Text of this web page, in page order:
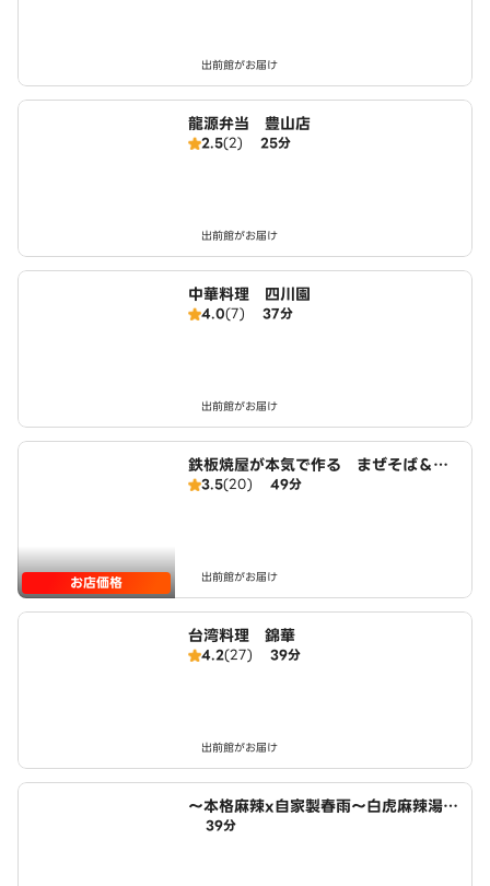
出前館がお届け
龍源弁当 豊山店
2.5(2) 25分
出前館がお届け
中華料理 四川園
4.0(7) 37分
出前館がお届け
お店価格
鉄板焼屋が本気で作る まぜそば＆ら
ーめん むらまさ
3.5(20) 49分
出前館がお届け
台湾料理 錦華
4.2(27) 39分
出前館がお届け
～本格麻辣x自家製春雨～白虎麻辣湯
小木西店
39分